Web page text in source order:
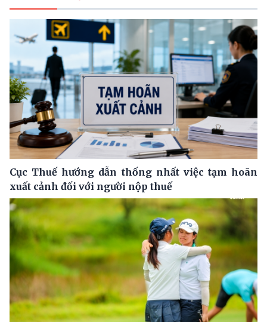
Cục Thuế hướng dẫn thống nhất việc tạm hoãn
xuất cảnh đối với người nộp thuế